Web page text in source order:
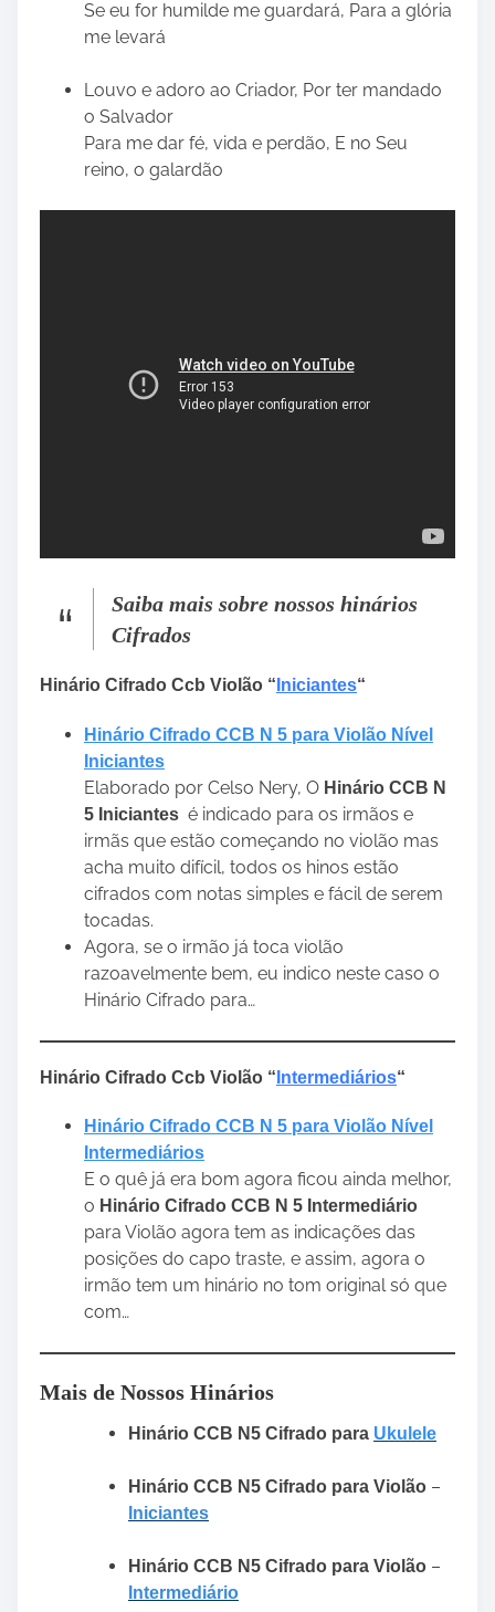
Se eu for humilde me guardará, Para a glória
me levará
Louvo e adoro ao Criador, Por ter mandado
o Salvador
Para me dar fé, vida e perdão, E no Seu
reino, o galardão
Saiba mais sobre nossos hinários
Cifrados
Hinário Cifrado Ccb Violão “ Iniciantes“
Hinário Cifrado CCB N 5 para Violão Nível
Iniciantes
Elaborado por Celso Nery, O Hinário CCB N
5 Iniciantes é indicado para os irmãos e
irmãs que estão começando no violão mas
acha muito difícil, todos os hinos estão
cifrados com notas simples e fácil de serem
tocadas.
Agora, se o irmão já toca violão
razoavelmente bem, eu indico neste caso o
Hinário Cifrado para…
Hinário Cifrado Ccb Violão “ Intermediários“
Hinário Cifrado CCB N 5 para Violão Nível
Intermediários
E o quê já era bom agora ficou ainda melhor,
o Hinário Cifrado CCB N 5 Intermediário
para Violão agora tem as indicações das
posições do capo traste, e assim, agora o
irmão tem um hinário no tom original só que
com…
Mais de Nossos Hinários
Hinário CCB N5 Cifrado para Ukulele
Hinário CCB N5 Cifrado para Violão –
Iniciantes
Hinário CCB N5 Cifrado para Violão –
Intermediário